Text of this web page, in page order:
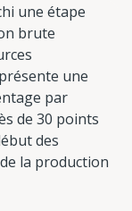
une étape
brute
une
par
de 30 points
des
la production